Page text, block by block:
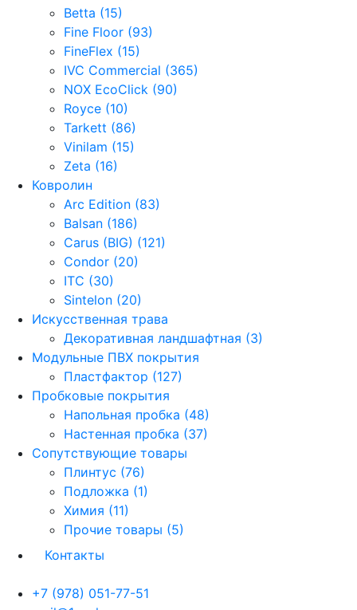
Betta (15)
Fine Floor (93)
FineFlex (15)
IVC Commercial (365)
NOX EcoClick (90)
Royce (10)
Tarkett (86)
Vinilam (15)
Zeta (16)
Ковролин
Arc Edition (83)
Balsan (186)
Carus (BIG) (121)
Condor (20)
ITC (30)
Sintelon (20)
Искусственная трава
Декоративная ландшафтная (3)
Модульные ПВХ покрытия
Пластфактор (127)
Пробковые покрытия
Напольная пробка (48)
Настенная пробка (37)
Сопутствующие товары
Плинтус (76)
Подложка (1)
Химия (11)
Прочие товары (5)
Контакты
+7 (978) 051-77-51